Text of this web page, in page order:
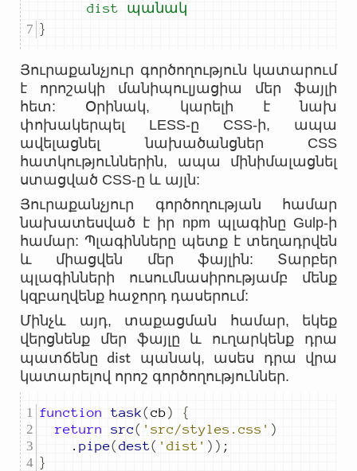
dist պանակ
}
Յուրաքանչյուր գործողություն կատարում
է որոշակի մանիպուլյացիա մեր ֆայլի
հետ: Օրինակ, կարելի է նախ
փոխակերպել LESS-ը CSS-ի, ապա
ավելացնել նախածանցներ CSS
հատկություններին, ապա մինիմալացնել
ստացված CSS-ը և այլն:
Յուրաքանչյուր գործողության համար
նախատեսված է իր npm պլագինը Gulp-ի
համար: Պլագինները պետք է տեղադրվեն
և միացվեն մեր ֆայլին: Տարբեր
պլագինների ուսումնասիրությամբ մենք
կզբաղվենք հաջորդ դասերում:
Մինչև այդ, տաքացման համար, եկեք
վերցնենք մեր ֆայլը և ուղարկենք դրա
պատճենը dist պանակ, ասես դրա վրա
կատարելով որոշ գործողություններ.
function task( cb)
{
return
src( 'src/styles.css' )
. pipe( dest( 'dist' )) ;
}